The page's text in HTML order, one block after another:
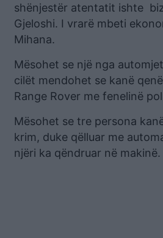
shënjestër atentatit ishte
Gjeloshi. I vrarë mbeti
Mihana.
Mësohet se një nga
cilët mendohet se kanë
Range Rover me fenelinë
Mësohet se tre persona
krim, duke qëlluar me
njëri ka qëndruar në makinë.